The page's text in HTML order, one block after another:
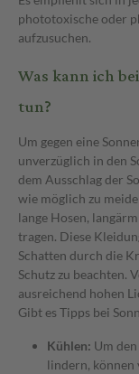
phototoxische oder
aufzusuchen.
Was kann ich
tun?
Um gegen eine
unverzüglich in den
dem Ausschlag der
wie möglich zu
lange Hosen,
tragen. Diese
Schatten durch die
Schutz zu beachten.
ausreichend hohen
Gibt es Tipps bei
Kühlen: Um
lindern, können